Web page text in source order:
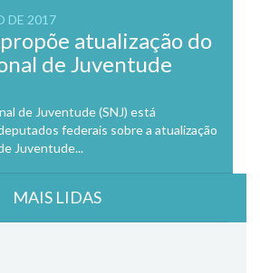
DE 2017
atualização do
de Juventude
de Juventude (SNJ) está
federais sobre a atualização
Juventude...
MAIS LIDAS